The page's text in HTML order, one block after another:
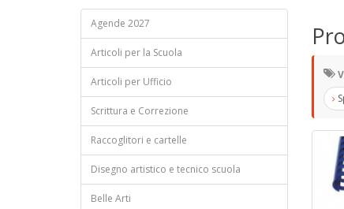
Agende 2027
Articoli per la Scuola
Articoli per Ufficio
Scrittura e Correzione
Raccoglitori e cartelle
Disegno artistico e tecnico scuola
Belle Arti